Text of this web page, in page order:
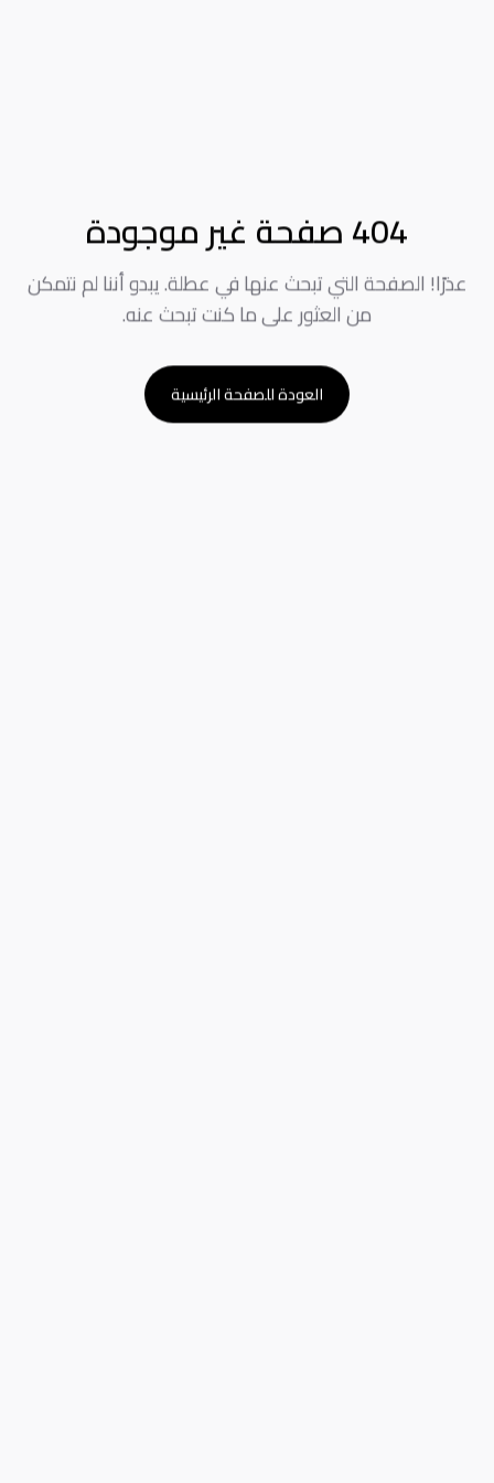
404 صفحة غير موجودة
عذرًا! الصفحة التي تبحث عنها في عطلة. يبدو أننا لم نتمكن
من العثور على ما كنت تبحث عنه.
العودة للصفحة الرئيسية